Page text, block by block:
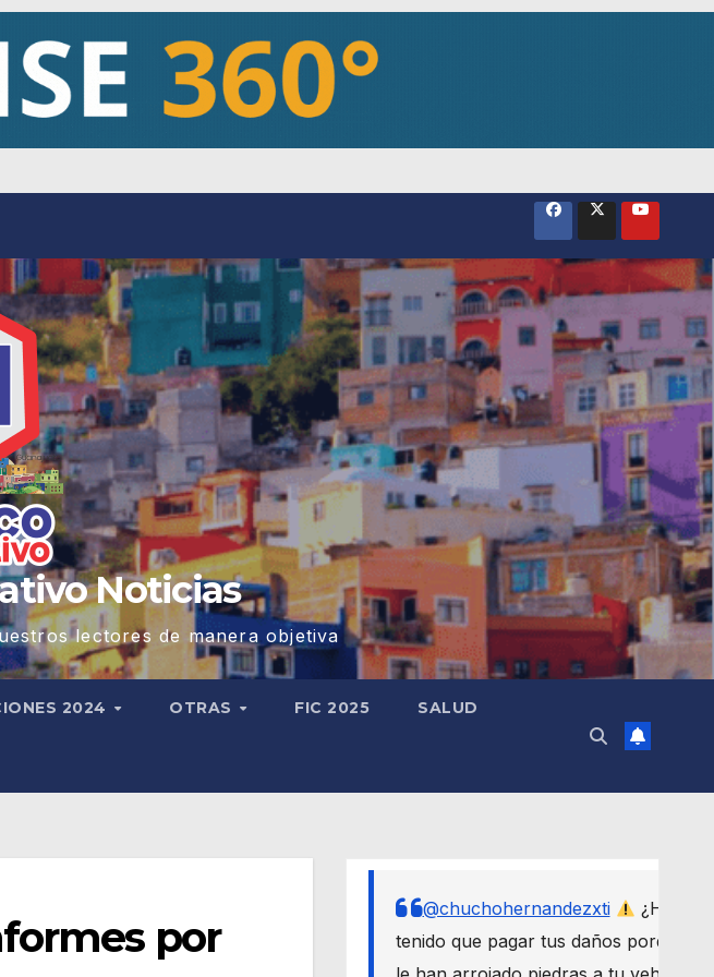
Noticias
lectores de manera objetiva
2024 OTRAS FIC 2025 SALUD
por
@chuchohernandezxti
¿Has
tenido que pagar tus daños porque